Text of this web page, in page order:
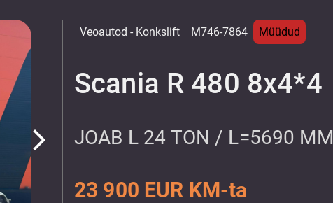
arrow_forward_ios
Veoautod - Konkslift M746-7864 Müüdud
Scania R 480 8x4*4
JOAB L 24 TON / L=5690 MM
23 900 EUR KM-ta